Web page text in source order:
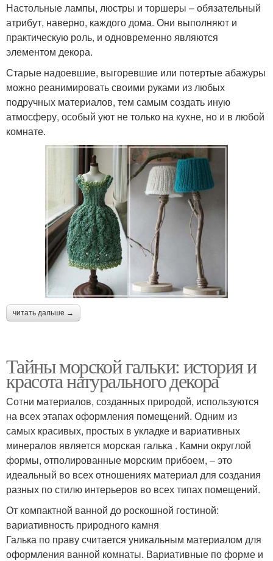
Настольные лампы, люстры и торшеры – обязательный
атрибут, наверно, каждого дома. Они выполняют и
практическую роль, и одновременно являются
элементом декора.
Старые надоевшие, выгоревшие или потертые абажуры
можно реанимировать своими руками из любых
подручных материалов, тем самым создать иную
атмосферу, особый уют не только на кухне, но и в любой
комнате.
читать дальше →
Тайны морской гальки: история и
красота натурального декора
Сотни материалов, созданных природой, используются
на всех этапах оформления помещений. Одним из
самых красивых, простых в укладке и вариативных
минералов является морская галька . Камни округлой
формы, отполированные морским прибоем, – это
идеальный во всех отношениях материал для создания
разных по стилю интерьеров во всех типах помещений.
От компактной ванной до роскошной гостиной:
вариативность природного камня
Галька по праву считается уникальным материалом для
оформления ванной комнаты. Вариативные по форме и